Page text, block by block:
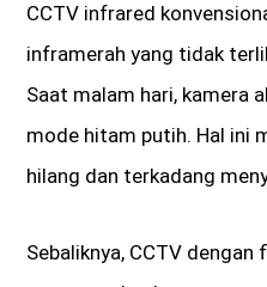
CCTV infrared
inframerah yang tidak
Saat malam hari, kamera
mode hitam putih. Hal ini
hilang dan terkadang
Sebaliknya, CCTV